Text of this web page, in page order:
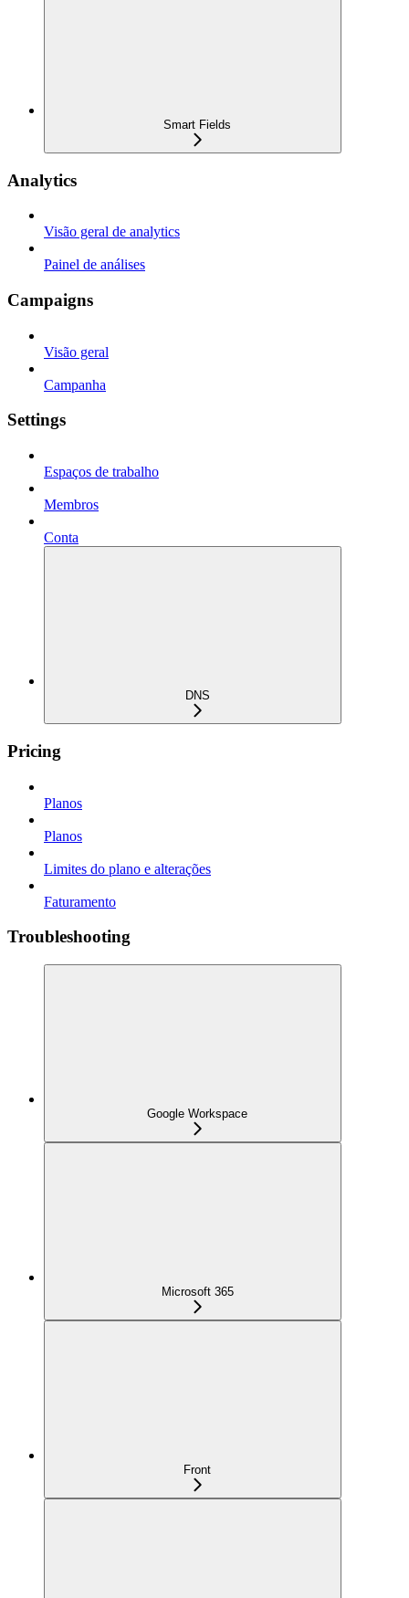
Smart Fields
Analytics
Visão geral de analytics
Painel de análises
Campaigns
Visão geral
Campanha
Settings
Espaços de trabalho
Membros
Conta
DNS
Pricing
Planos
Planos
Limites do plano e alterações
Faturamento
Troubleshooting
Google Workspace
Microsoft 365
Front